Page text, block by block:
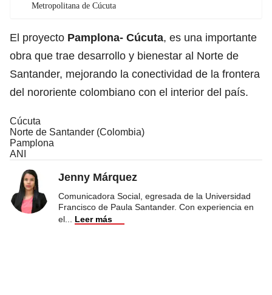
Metropolitana de Cúcuta
El proyecto Pamplona- Cúcuta, es una importante
obra que trae desarrollo y bienestar al Norte de
Santander, mejorando la conectividad de la frontera
del nororiente colombiano con el interior del país.
Cúcuta
Norte de Santander (Colombia)
Pamplona
ANI
Jenny Márquez
Comunicadora Social, egresada de la Universidad
Francisco de Paula Santander. Con experiencia en
el
Leer más